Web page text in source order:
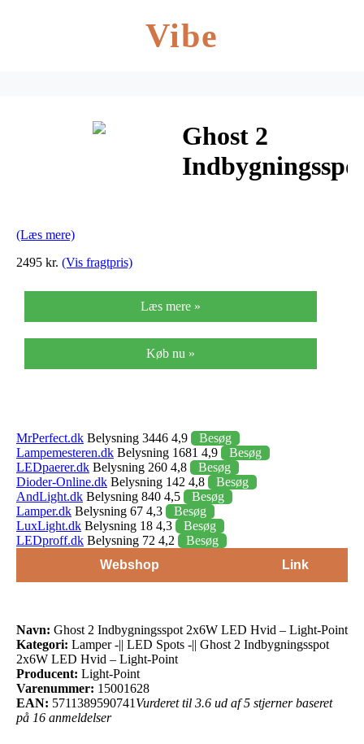
Vibe
Ghost 2
(Læs mere)
2495 kr. (Vis fragtpris)
Læs mere »
Køb nu »
MrPerfect.dk Belysning 3446 4,9
Besøg
Lampemesteren.dk Belysning 1681 4,9
Besøg
LEDpaerer.dk Belysning 260 4,8
Besøg
Dioder-Online.dk Belysning 142 4,8
Besøg
AndLight.dk Belysning 840 4,5
Besøg
Lamper.dk Belysning 67 4,3
Besøg
LuxLight.dk Belysning 18 4,3
Besøg
LEDproff.dk Belysning 72 4,2
Besøg
Webshop
Link
Navn: Ghost 2 Indbygningsspot 2x6W LED Hvid – Light-Point
Kategori: Lamper -|| LED Spots -|| Ghost 2 Indbygningsspot
2x6W LED Hvid – Light-Point
Producent: Light-Point
Varenummer: 15001628
EAN: 5711389590741 Vurderet til 3.6 ud af 5 stjerner baseret
på 16 anmeldelser